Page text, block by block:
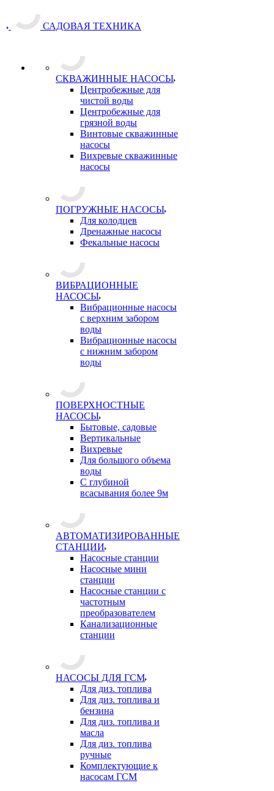
САДОВАЯ ТЕХНИКА
СКВАЖИННЫЕ НАСОСЫ
Центробежные для
чистой воды
Центробежные для
грязной воды
Винтовые скважинные
насосы
Вихревые скважинные
насосы
ПОГРУЖНЫЕ НАСОСЫ
Для колодцев
Дренажные насосы
Фекальные насосы
ВИБРАЦИОННЫЕ
НАСОСЫ
Вибрационные насосы
с верхним забором
воды
Вибрационные насосы
с нижним забором
воды
ПОВЕРХНОСТНЫЕ
НАСОСЫ
Бытовые, садовые
Вертикальные
Вихревые
Для большого объема
воды
С глубиной
всасывания более 9м
АВТОМАТИЗИРОВАННЫЕ
СТАНЦИИ
Насосные станции
Насосные мини
станции
Насосные станции с
частотным
преобразователем
Канализационные
станции
НАСОСЫ ДЛЯ ГСМ
Для диз. топлива
Для диз. топлива и
бензина
Для диз. топлива и
масла
Для диз. топлива
ручные
Комплектующие к
насосам ГСМ